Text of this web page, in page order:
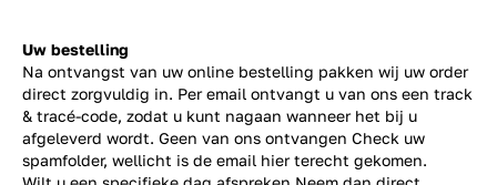
Uw bestelling
Na ontvangst van uw online bestelling pakken wij uw order
direct zorgvuldig in. Per email ontvangt u van ons een track
& tracé-code, zodat u kunt nagaan wanneer het bij u
afgeleverd wordt. Geen van ons ontvangen Check uw
spamfolder, wellicht is de email hier terecht gekomen.